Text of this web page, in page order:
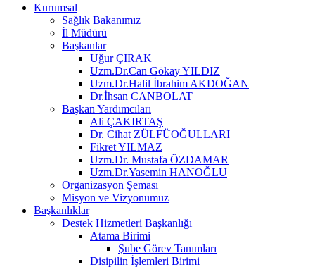
Kurumsal
Sağlık Bakanımız
İl Müdürü
Başkanlar
Uğur ÇIRAK
Uzm.Dr.Can Gökay YILDIZ
Uzm.Dr.Halil İbrahim AKDOĞAN
Dr.İhsan CANBOLAT
Başkan Yardımcıları
Ali ÇAKIRTAŞ
Dr. Cihat ZÜLFÜOĞULLARI
Fikret YILMAZ
Uzm.Dr. Mustafa ÖZDAMAR
Uzm.Dr.Yasemin HANOĞLU
Organizasyon Şeması
Misyon ve Vizyonumuz
Başkanlıklar
Destek Hizmetleri Başkanlığı
Atama Birimi
Şube Görev Tanımları
Disipilin İşlemleri Birimi